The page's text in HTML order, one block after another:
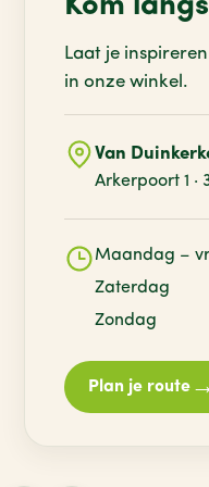
Kom
Laat je
in onze winkel.
Van
Arkerpoort 1 ·
Maandag –
Zaterdag
Zondag
Plan je route